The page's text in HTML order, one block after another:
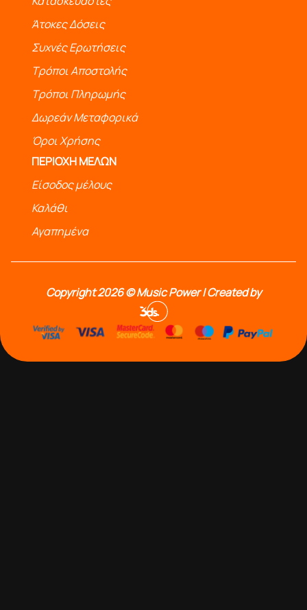
Άτοκες Δόσεις
Συχνές Ερωτήσεις
Τρόποι Αποστολής
Τρόποι Πληρωμής
Δωρεάν Μεταφορικά
Όροι Χρήσης
ΠΕΡΙΟΧΗ ΜΕΛΩΝ
Είσοδος μέλους
Καλάθι
Αγαπημένα
Copyright 2026 © Music Power | Created by